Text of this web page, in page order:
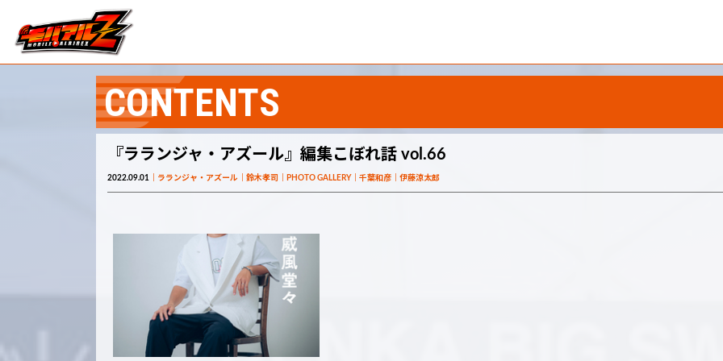
CONTENTS
『ラランジャ・アズール』編集こぼれ話 vol.66
2022.09.01 ラランジャ・アズール 鈴木孝司 PHOTO GALLERY 千葉和彦 伊藤涼太郎